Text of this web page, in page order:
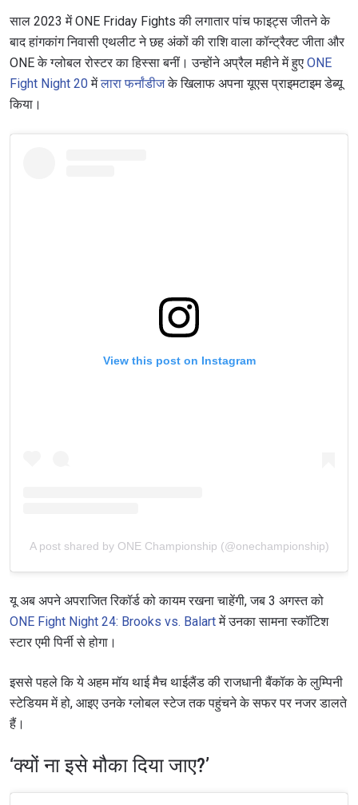
साल 2023 में ONE Friday Fights की लगातार पांच फाइट्स जीतने के
बाद हांगकांग निवासी एथलीट ने छह अंकों की राशि वाला कॉन्ट्रैक्ट जीता और
ONE के ग्लोबल रोस्टर का हिस्सा बनीं। उन्होंने अप्रैल महीने में हुए ONE
Fight Night 20मेंलारा फर्नांडीजके खिलाफ अपना यूएस प्राइमटाइम डेब्यू
किया।
View this post on Instagram
A post shared by ONE Championship (@onechampionship)
यू अब अपने अपराजित रिकॉर्ड को कायम रखना चाहेंगी, जब 3 अगस्त को
ONE Fight Night 24: Brooks vs. Balartमें उनका सामना स्कॉटिश
स्टार एमी पिर्नी से होगा।
इससे पहले कि ये अहम मॉय थाई मैच थाईलैंड की राजधानी बैंकॉक के लुम्पिनी
स्टेडियम में हो, आइए उनके ग्लोबल स्टेज तक पहुंचने के सफर पर नजर डालते
हैं।
‘क्यों ना इसे मौका दिया जाए?’